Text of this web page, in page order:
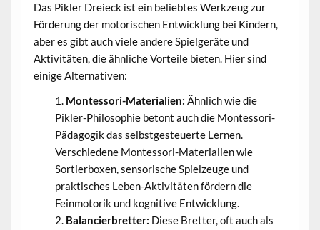
Das Pikler Dreieck ist ein beliebtes Werkzeug zur
Förderung der motorischen Entwicklung bei Kindern,
aber es gibt auch viele andere Spielgeräte und
Aktivitäten, die ähnliche Vorteile bieten. Hier sind
einige Alternativen:
Montessori-Materialien: Ähnlich wie die
Pikler-Philosophie betont auch die Montessori-
Pädagogik das selbstgesteuerte Lernen.
Verschiedene Montessori-Materialien wie
Sortierboxen, sensorische Spielzeuge und
praktisches Leben-Aktivitäten fördern die
Feinmotorik und kognitive Entwicklung.
Balancierbretter: Diese Bretter, oft auch als